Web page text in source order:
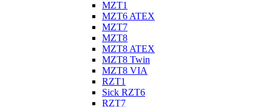
MZT1
MZT6 ATEX
MZT7
MZT8
MZT8 ATEX
MZT8 Twin
MZT8 VIA
RZT1
Sick RZT6
RZT7